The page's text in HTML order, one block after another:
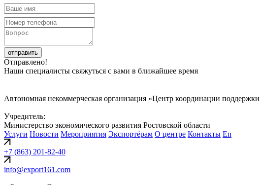
отправить
Отправлено!
Наши специалисты свяжуться с вами в ближайшее время
Автономная некоммерческая организация «Центр координации
Учредитель:
Министерство экономического развития Ростовской области
Услуги Новости Мероприятия Экспортёрам О центре Контакты En
+7 (863) 201-82-40
info@export161.com